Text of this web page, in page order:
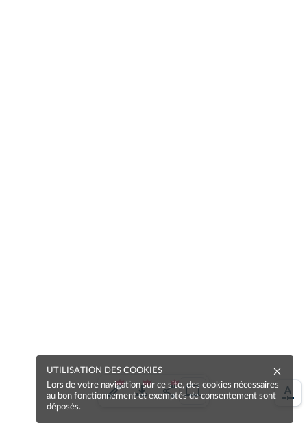
UTILISATION DES COOKIES
Lors de votre navigation sur ce site, des cookies nécessaires
au bon fonctionnement et exemptés de consentement sont
déposés.